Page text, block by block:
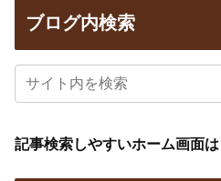
ブログ内検索
記事検索しやすいホーム画面は